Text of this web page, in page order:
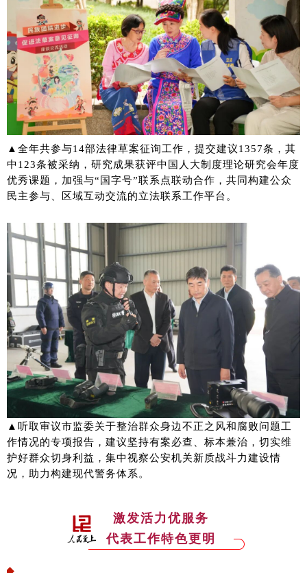
▲全年共参与14部法律草案征询工作，提交建议1357条，其
中123条被采纳，研究成果获评中国人大制度理论研究会年度
优秀课题，加强与“国字号”联系点联动合作，共同构建公众
民主参与、区域互动交流的立法联系工作平台。
▲听取审议市监委关于整治群众身边不正之风和腐败问题工
作情况的专项报告，建议坚持有案必查、标本兼治，切实维
护好群众切身利益，集中视察公安机关新质战斗力建设情
况，助力构建现代警务体系。
激发活力优服务
代表工作特色更明